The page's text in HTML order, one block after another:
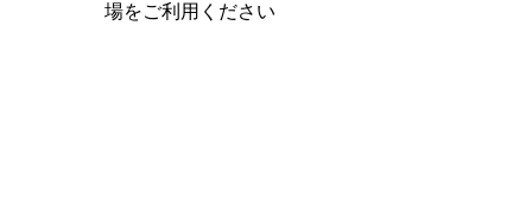
場をご利用ください